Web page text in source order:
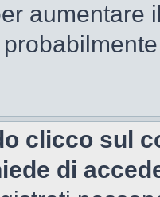
aumentare
clicco sul
di